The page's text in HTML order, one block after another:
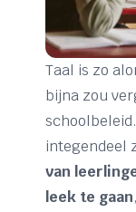
Taal is zo
bijna zou
integendeel
van
leek te gaan